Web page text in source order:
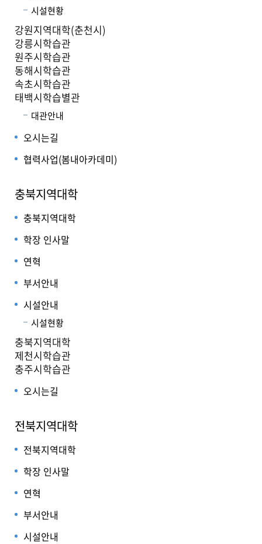
시설현황
강원지역대학(춘천시)
강릉시학습관
원주시학습관
동해시학습관
속초시학습관
태백시학습별관
대관안내
오시는길
협력사업(봄내아카데미)
충북지역대학
충북지역대학
학장 인사말
연혁
부서안내
시설안내
시설현황
충북지역대학
제천시학습관
충주시학습관
오시는길
전북지역대학
전북지역대학
학장 인사말
연혁
부서안내
시설안내